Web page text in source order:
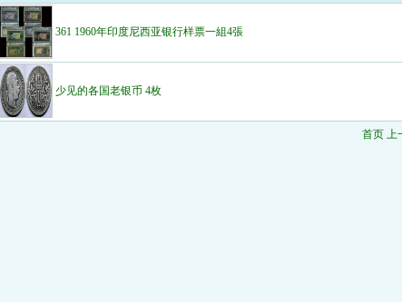
361 1960年印度尼西亚银行样票一組4張
少见的各国老银币 4枚
首页 上